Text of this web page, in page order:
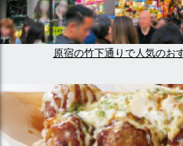
原宿の竹下通りで人気のお